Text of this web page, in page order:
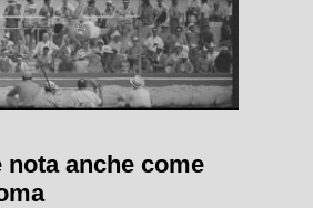
nota anche come